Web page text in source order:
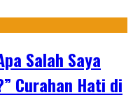
Salah Saya
Curahan Hati di